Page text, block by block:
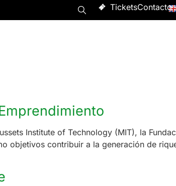
TicketsContacto
Institute of Technology (MIT), la
objetivos contribuir a la generación de